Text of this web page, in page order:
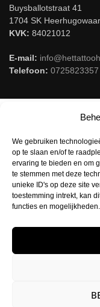
We gebruiken
op te slaan en/of te
ervaring te bieden en om
te stemmen met deze
unieke ID's op deze site
toestemming intrekt, kan
functies en mogelijkheden.
Buysballotstraat 41
1704 SK
KVK: 84021012
E-mail:
Telefoon: 0725823357